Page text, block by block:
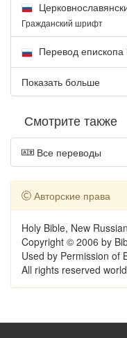
Гражданский шрифт
Перевод епископа
Показать больше
Смотрите также
Все переводы
Авторские права
Holy Bible, New
Copyright © 2006 by
Used by Permission of
All rights reserved